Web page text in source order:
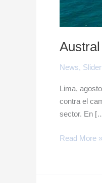
News,
Lima,
contra el
sector. En
Read More »